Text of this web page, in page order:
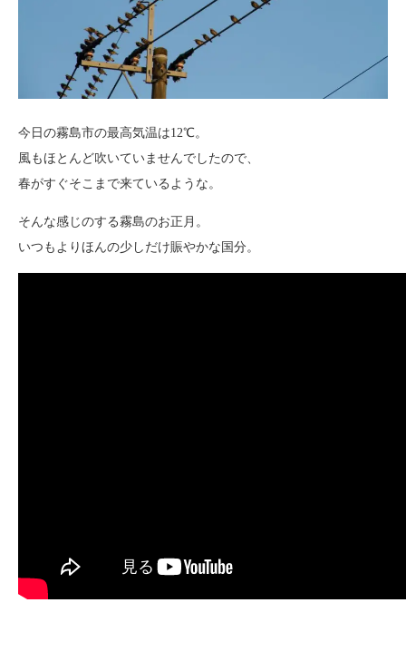
今日の霧島市の最高気温は12℃。
風もほとんど吹いていませんでしたので、
春がすぐそこまで来ているような。
そんな感じのする霧島のお正月。
いつもよりほんの少しだけ賑やかな国分。